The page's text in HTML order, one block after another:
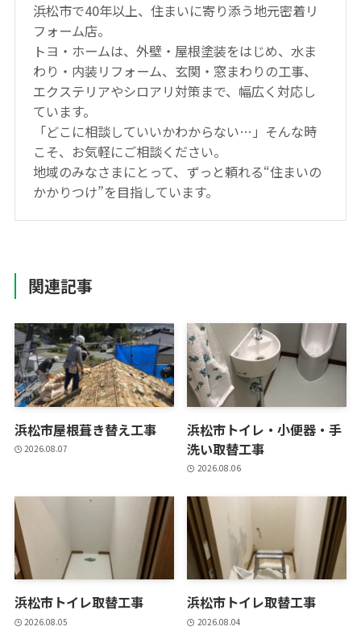
浜松市で40年以上、住まいに寄り添う地元密着リ
フォーム店。
トヨ・ホームは、外壁・屋根塗装をはじめ、水ま
わり・内装リフォーム、玄関・窓まわりの工事、
エクステリアやシロアリ対策まで、幅広く対応し
ています。
「どこに相談していいかわからない…」そんな時
こそ、お気軽にご相談ください。
地域のみなさまにとって、ずっと頼れる“住まいの
かかりつけ”を目指しています。
関連記事
浜松市屋根葺き替え工事
2026.08.07
浜松市トイレ・小便器・手
洗い取替工事
2026.08.06
浜松市トイレ取替工事
2026.08.05
浜松市トイレ取替工事
2026.08.04